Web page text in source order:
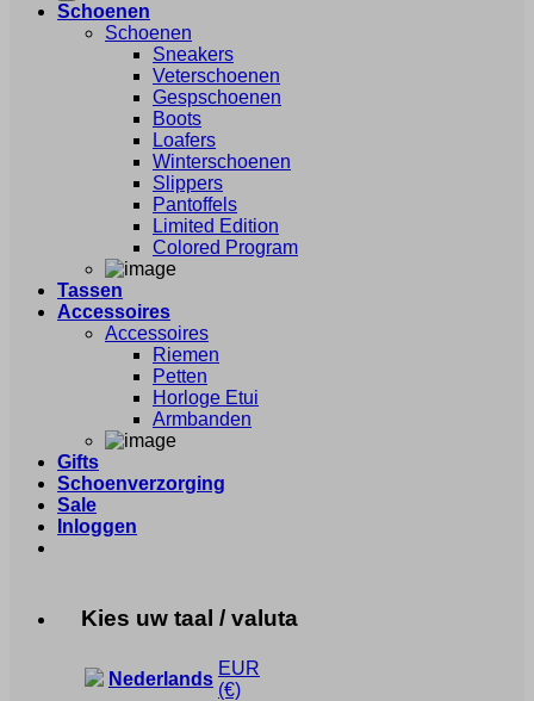
Schoenen
Schoenen
Sneakers
Veterschoenen
Gespschoenen
Boots
Loafers
Winterschoenen
Slippers
Pantoffels
Limited Edition
Colored Program
Tassen
Accessoires
Accessoires
Riemen
Petten
Horloge Etui
Armbanden
Gifts
Schoenverzorging
Sale
Inloggen
Kies uw taal / valuta
Nederlands
EUR
(€)